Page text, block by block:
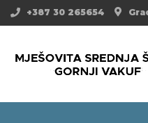
+387 30 265654